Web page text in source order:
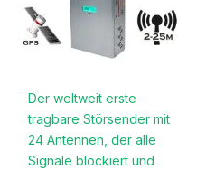
Der weltweit erste
tragbare Störsender mit
24 Antennen, der alle
Signale blockiert und